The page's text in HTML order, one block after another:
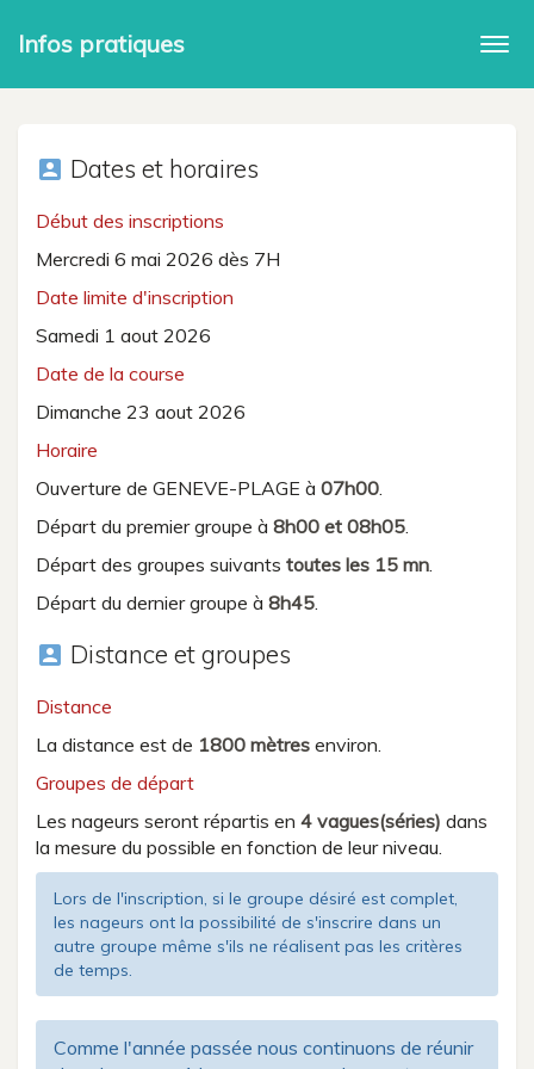
Infos pratiques
account_box Dates et horaires
Début des inscriptions
Mercredi 6 mai 2026 dès 7H
Date limite d'inscription
Samedi 1 aout 2026
Date de la course
Dimanche 23 aout 2026
Horaire
Ouverture de GENEVE-PLAGE à 07h00.
Départ du premier groupe à 8h00 et 08h05.
Départ des groupes suivants toutes les 15 mn.
Départ du dernier groupe à 8h45.
account_box Distance et groupes
Distance
La distance est de 1800 mètres environ.
Groupes de départ
Les nageurs seront répartis en 4 vagues(séries) dans
la mesure du possible en fonction de leur niveau.
Lors de l'inscription, si le groupe désiré est complet,
les nageurs ont la possibilité de s'inscrire dans un
autre groupe même s'ils ne réalisent pas les critères
de temps.
Comme l'année passée nous continuons de réunir